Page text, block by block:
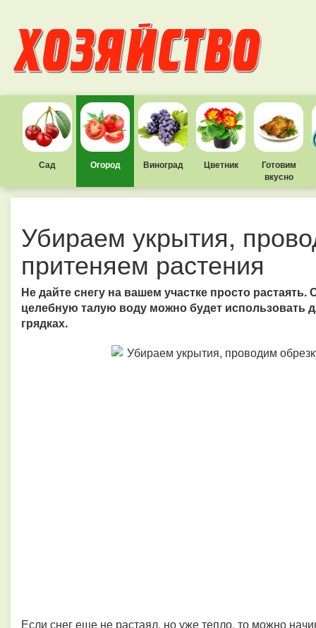
Сад Огород Виноград Цветник
Готовим
вкусно
Убираем укрытия,
притеняем растения
Не дайте снегу на вашем участке просто
целебную талую воду можно будет использовать
грядках.
Если снег еще не растаял, но уже тепло, то можно